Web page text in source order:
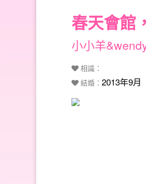
春天會館
小小羊
相識：
結婚： 2013年9月